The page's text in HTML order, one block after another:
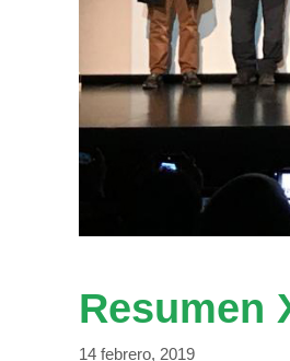
Resumen
14 febrero, 2019